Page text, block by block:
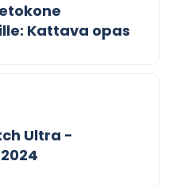
Kattava opas
Ultra -